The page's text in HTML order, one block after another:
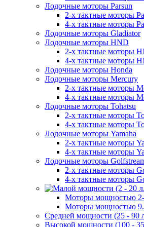
Лодочные моторы Parsun
2-х тактные моторы
4-х тактные моторы
Лодочные моторы Gladiator
Лодочные моторы HND
2-х тактные моторы
4-х тактные моторы
Лодочные моторы Honda
Лодочные моторы Mercury
2-х тактные моторы
4-х тактные моторы
Лодочные моторы Tohatsu
2-х тактные моторы
4-х тактные моторы
Лодочные моторы Yamaha
2-х тактные моторы
4-х тактные моторы
Лодочные моторы
2-х тактные моторы
4-х тактные моторы
Моторы мощностью 2-
Моторы мощностью
Средней мощности (25 - 90
Высокой мощности (100 -